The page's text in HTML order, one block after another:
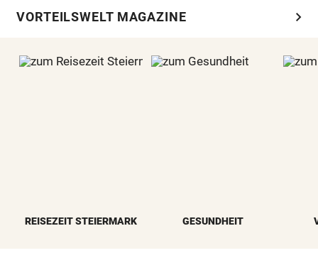
VORTEILSWELT MAGAZINE chevron_right
REISEZEIT STEIERMARK GESUNDHEIT